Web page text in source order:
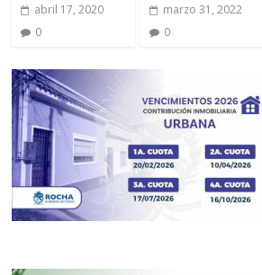
abril 17, 2020
0
marzo 31, 2022
0